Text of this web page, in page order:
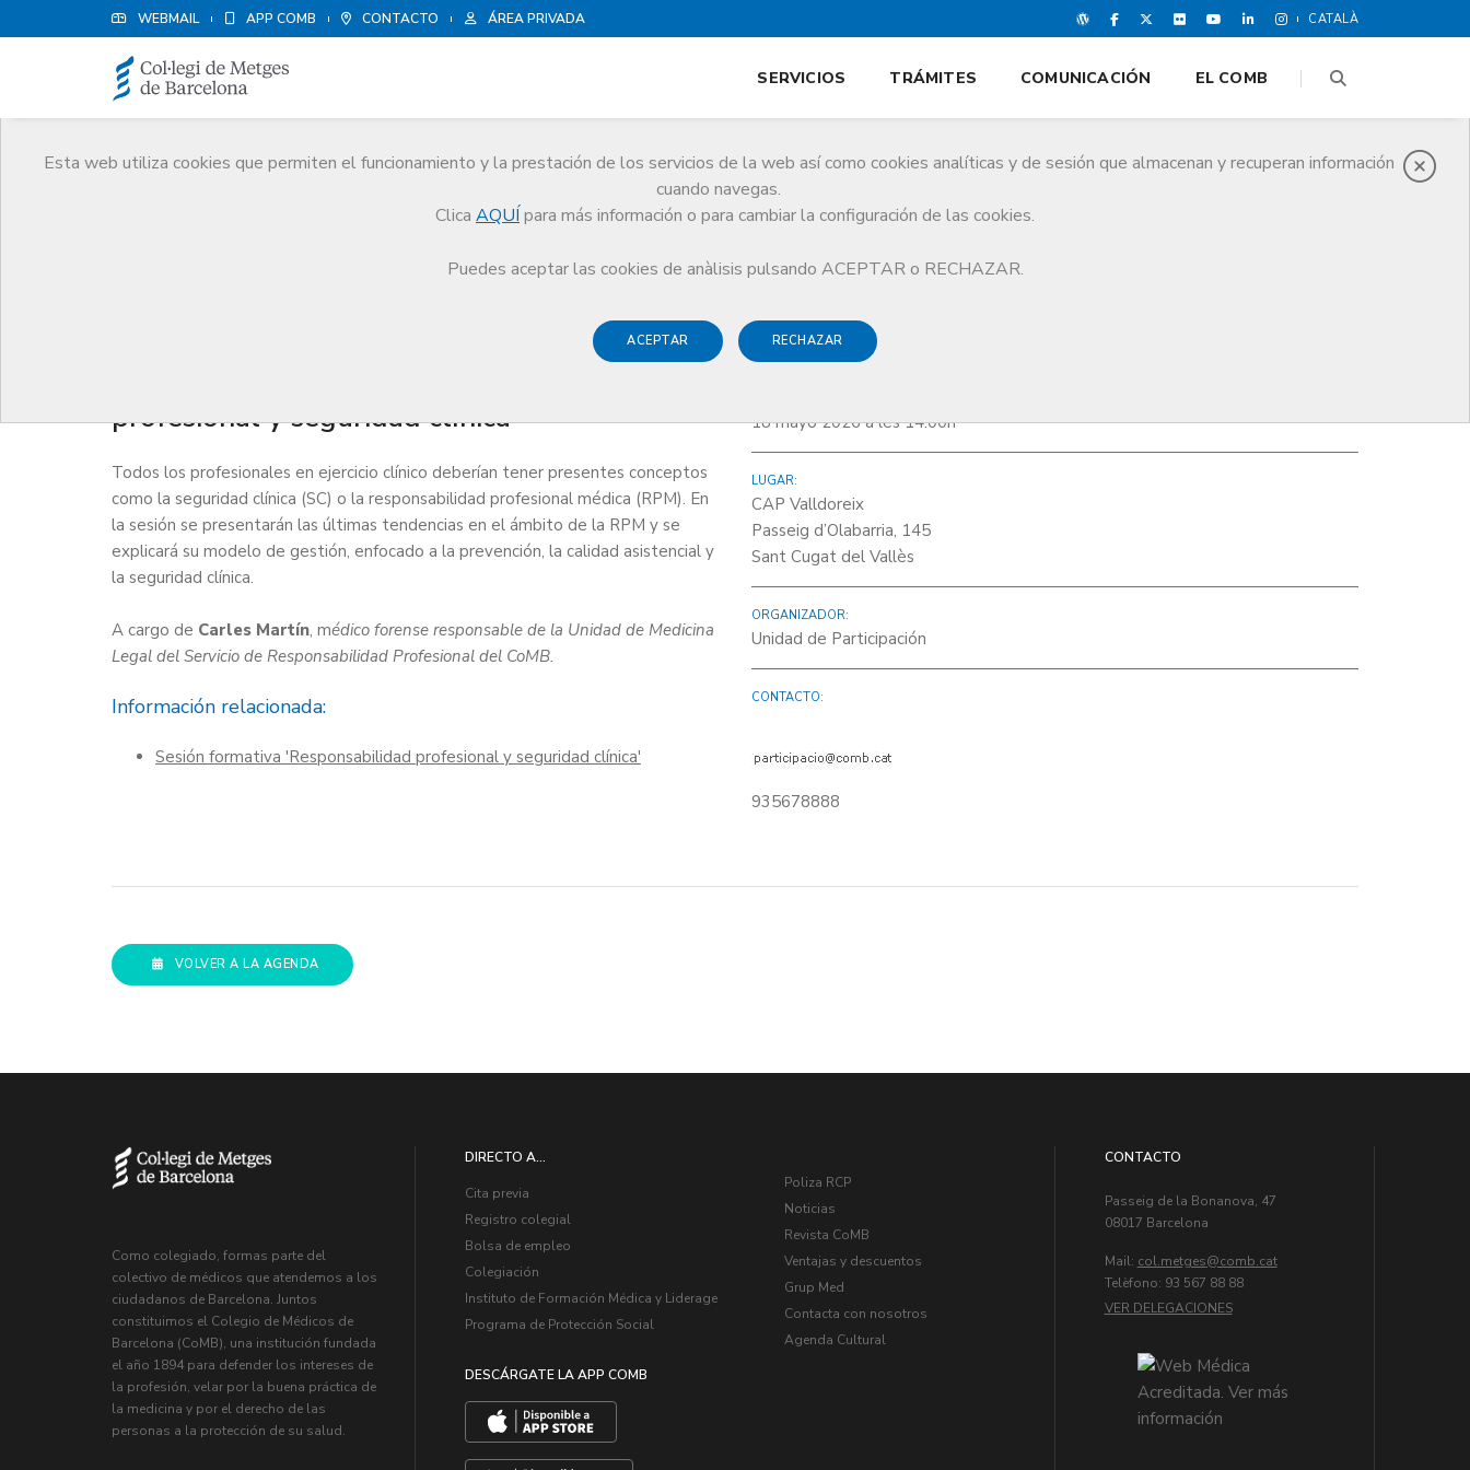
WEBMAIL APP COMB CONTACTO ÁREA PRIVADA CATALÀ
Esta web utiliza cookies que permiten el funcionamiento y la prestación de los servicios de la web así como cookies analíticas y de sesión que almacenan y recuperan información
cuando navegas.
Clica AQUÍ para más información o para cambiar la configuración de las cookies.
Puedes aceptar las cookies de anàlisis pulsando ACEPTAR o RECHAZAR.
ACEPTAR RECHAZAR
SERVICIOS TRÁMITES COMUNICACIÓN EL COMB
Sesión formativa 'Responsabilidad profesional y seguridad clínica'
profesional y seguridad clínica'
Todos los profesionales en ejercicio clínico deberían tener presentes conceptos
como la seguridad clínica (SC) o la responsabilidad profesional médica (RPM). En
la sesión se presentarán las últimas tendencias en el ámbito de la RPM y se
explicará su modelo de gestión, enfocado a la prevención, la calidad asistencial y
la seguridad clínica.
A cargo de Carles Martín, médico forense responsable de la Unidad de Medicina
Legal del Servicio de Responsabilidad Profesional del CoMB.
Información relacionada:
Sesión formativa 'Responsabilidad profesional y seguridad clínica'
18 mayo 2026 a les 14:00h
LUGAR:
CAP Valldoreix
Passeig d’Olabarria, 145
Sant Cugat del Vallès
ORGANIZADOR:
Unidad de Participación
CONTACTO:
935678888
VOLVER A LA AGENDA
Como colegiado, formas parte del
colectivo de médicos que atendemos a los
ciudadanos de Barcelona. Juntos
constituimos el Colegio de Médicos de
Barcelona (CoMB), una institución fundada
el año 1894 para defender los intereses de
la profesión, velar por la buena práctica de
la medicina y por el derecho de las
personas a la protección de su salud.
DIRECTO A...
Cita previa
Registro colegial
Bolsa de empleo
Colegiación
Instituto de Formación Médica y Liderage
Programa de Protección Social
DESCÁRGATE LA APP COMB
Poliza RCP
Noticias
Revista CoMB
Ventajas y descuentos
Grup Med
Contacta con nosotros
Agenda Cultural
CONTACTO
Passeig de la Bonanova, 47
08017 Barcelona
Mail: col.metges
Telèfono: 93 567 88 88
VER DELEGACIONES